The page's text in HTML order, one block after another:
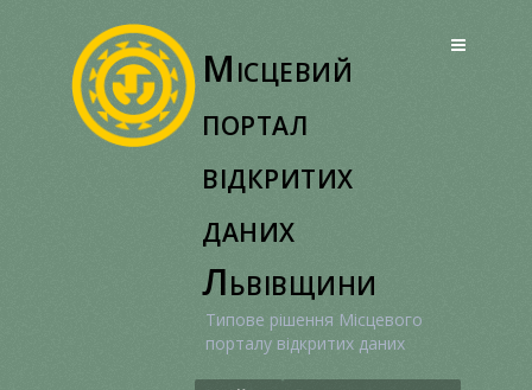
Місцевий
портал
відкритих
даних
Львівщини
Типове рішення Місцевого
порталу відкритих даних